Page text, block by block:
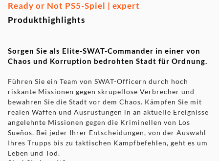
Ready or Not PS5-Spiel | expert
Produkthighlights
Sorgen Sie als Elite-SWAT-Commander in einer von
Chaos und Korruption bedrohten Stadt für Ordnung.
Führen Sie ein Team von SWAT-Officern durch hoch
riskante Missionen gegen skrupellose Verbrecher und
bewahren Sie die Stadt vor dem Chaos. Kämpfen Sie mit
realen Waffen und Ausrüstungen in an aktuelle Ereignisse
angelehnte Missionen gegen die Kriminellen von Los
Sueños. Bei jeder Ihrer Entscheidungen, von der Auswahl
Ihres Trupps bis zu taktischen Kampfbefehlen, geht es um
Leben und Tod.